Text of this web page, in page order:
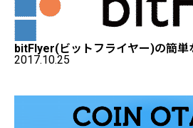
bitFlyer(ビットフライヤー)の簡単
2017.10.25